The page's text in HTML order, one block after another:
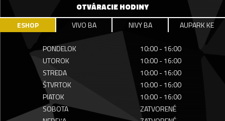
OTVÁRACIE HODINY
ESHOP VIVO BA NIVY BA AUPARK KE
PONDELOK
10:00 - 16:00
UTOROK
10:00 - 16:00
STREDA
10:00 - 16:00
ŠTVRTOK
10:00 - 16:00
PIATOK
10:00 - 16:00
SOBOTA
ZATVORENÉ